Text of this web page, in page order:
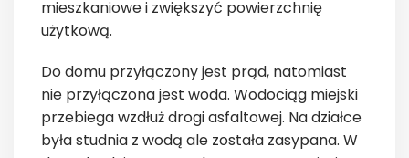
mieszkaniowe i zwiększyć powierzchnię
użytkową.
Do domu przyłączony jest prąd, natomiast
nie przyłączona jest woda. Wodociąg miejski
przebiega wzdłuż drogi asfaltowej. Na działce
była studnia z wodą ale została zasypana. W